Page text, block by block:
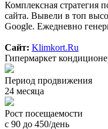
Комплексная стратегия
сайта. Вывели в топ
Google. Ежедневно
Сайт: Klimkort.Ru
Гипермаркет
Период продвижения
24 месяца
Рост посещаемости
с 90 до 450/день